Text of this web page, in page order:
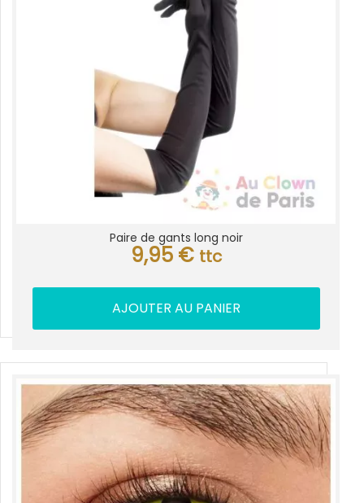
Paire de gants long noir
9,95 € ttc
AJOUTER AU PANIER